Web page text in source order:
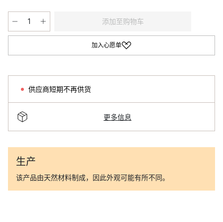
添加至购物车
加入心愿单
供应商短期不再供货
更多信息
生产
该产品由天然材料制成，因此外观可能有所不同。